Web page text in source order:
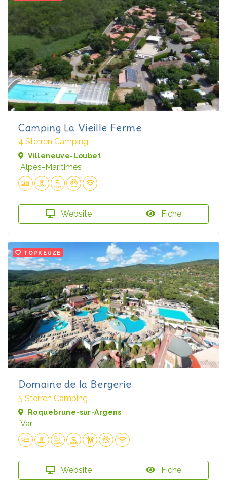
Camping La Vieille Ferme
4 Sterren Camping
Villeneuve-Loubet
Alpes-Maritimes
Website Fiche
TOPKEUZE
Domaine de la Bergerie
5 Sterren Camping
Roquebrune-sur-Argens
Var
Website Fiche